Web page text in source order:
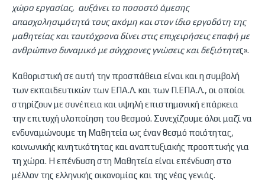
χώρο εργασίας, αυξάνει το ποσοστό άμεσης
απασχολησιμότητά τους ακόμη και στον ίδιο εργοδότη της
μαθητείας και ταυτόχρονα δίνει στις επιχειρήσεις επαφή με
ανθρώπινο δυναμικό με σύγχρονες γνώσεις και δεξιότητες».
Καθοριστική σε αυτή την προσπάθεια είναι και η συμβολή
των εκπαιδευτικών των ΕΠΑ.Λ. και των Π.ΕΠΑ.Λ., οι οποίοι
στηρίζουν με συνέπεια και υψηλή επιστημονική επάρκεια
την επιτυχή υλοποίηση του θεσμού. Συνεχίζουμε όλοι μαζί να
ενδυναμώνουμε τη Μαθητεία ως έναν θεσμό ποιότητας,
κοινωνικής κινητικότητας και αναπτυξιακής προοπτικής για
τη χώρα. Η επένδυση στη Μαθητεία είναι επένδυση στο
μέλλον της ελληνικής οικονομίας και της νέας γενιάς.